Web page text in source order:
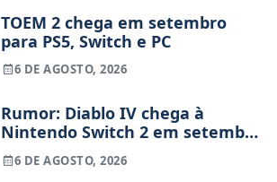
TOEM 2 chega em setembro
para PS5, Switch e PC
6 DE AGOSTO, 2026
Rumor: Diablo IV chega à
Nintendo Switch 2 em setembro
e vai custar o preço de um jogo
novo
6 DE AGOSTO, 2026